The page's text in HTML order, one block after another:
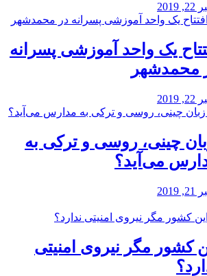
یک واحد آموزشی پسرانه
محمدشهر
چینی، روسی و ترکی به
می‌آید؟
کشور مگر نیروی امنیتی